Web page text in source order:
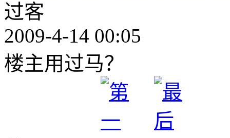
过客
2009-4-14 00:05
楼主用过马？